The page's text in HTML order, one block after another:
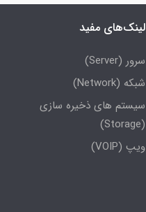
لینک‌های مفید
سرور (Server)
شبکه (Network)
سیستم های ذخیره سازی
(Storage)
ویپ (VOIP)